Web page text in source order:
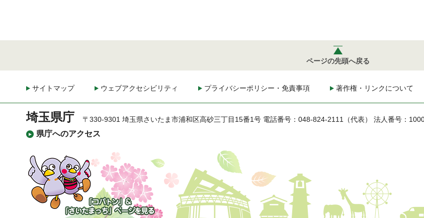
ページの先頭へ戻る
サイトマップ ウェブアクセシビリティ プライバシーポリシー・免責事項 著作権・リンクについて
埼玉県庁
県庁へのアクセス
〒330-9301 埼玉県さいたま市浦和区高砂三丁目15番1号 電話番号：048-824-2111（代表） 法人番号：
「コバトン」&「さいた